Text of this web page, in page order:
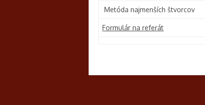
Metóda najmenších štvorcov
Formulár na referát